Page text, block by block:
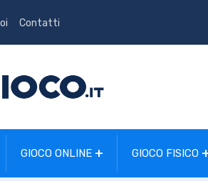
Contatti
GIOCO ONLINE GIOCO FISICO